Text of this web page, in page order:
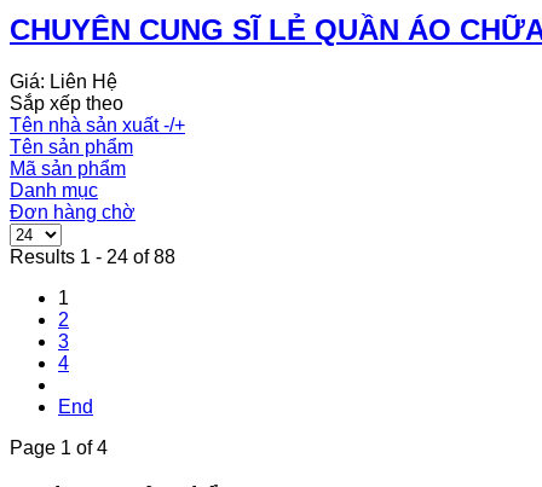
CHUYÊN CUNG SĨ LẺ QUẦN ÁO
Giá: Liên Hệ
Sắp xếp theo
Tên nhà sản xuất -/+
Tên sản phẩm
Mã sản phẩm
Danh mục
Đơn hàng chờ
Results 1 - 24 of 88
1
2
3
4
End
Page 1 of 4